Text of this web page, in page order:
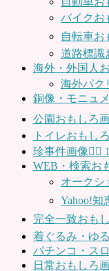
バイク
自転車お
道路標識
海外・外国人
海外パク
銅像・モニュ
公園おもしろ
トイレおもし
珍事件画像👮‍♂️
WEB・検索お
オークシ
Yahoo!知
完全一致おも
着ぐるみ・ゆ
パチンコ・ス
日常おもしろ